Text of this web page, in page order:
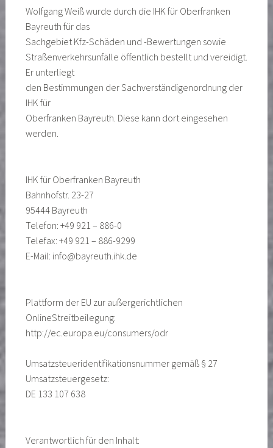
Wolfgang Weiß wurde durch die IHK für Oberfranken
Bayreuth für das
Sachgebiet Kfz-Schäden und -Bewertungen sowie
Straßenverkehrsunfälle öffentlich bestellt und vereidigt.
Er unterliegt
den Bestimmungen der Sachverständigenordnung der
IHK für
Oberfranken Bayreuth. Diese kann dort eingesehen
werden.
IHK für Oberfranken Bayreuth
Bahnhofstr. 23-27
95444 Bayreuth
Telefon: +49 921 – 886-0
Telefax: +49 921 – 886-9299
E-Mail: info@bayreuth.ihk.de
Plattform der EU zur außergerichtlichen
OnlineStreitbeilegung:
http://ec.europa.eu/consumers/odr
Umsatzsteueridentifikationsnummer gemäß § 27
Umsatzsteuergesetz:
DE 133 107 638
Verantwortlich für den Inhalt: